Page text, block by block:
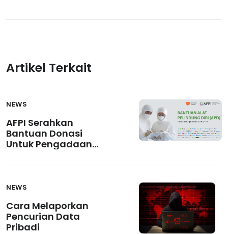
Artikel Terkait
NEWS
AFPI Serahkan
Bantuan Donasi
Untuk Pengadaan
NEWS
Cara Melaporkan
Pencurian Data
Pribadi